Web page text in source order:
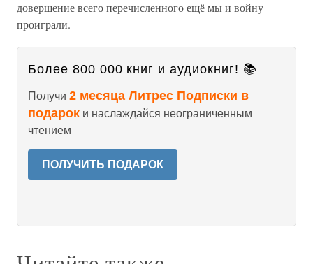
довершение всего перечисленного ещё мы и войну
проиграли.
Более 800 000 книг и аудиокниг! 📚
Получи 2 месяца Литрес Подписки в
подарок и наслаждайся неограниченным
чтением
ПОЛУЧИТЬ ПОДАРОК